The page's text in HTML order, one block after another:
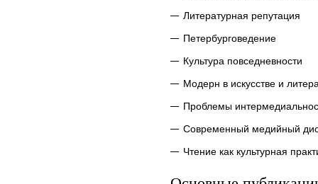
Литературная репутация
Петербурговедение
Культура повседневности
Модерн в искусстве и
Проблемы
Современный медийный
Чтение как культурная